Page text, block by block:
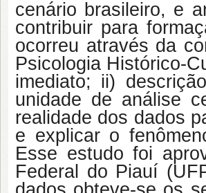
cenário brasileiro, e
contribuir para
ocorreu através da
Psicologia Histórico-
imediato; ii)
unidade de análise
realidade dos dados
e explicar o
Esse estudo foi
Federal do Piauí